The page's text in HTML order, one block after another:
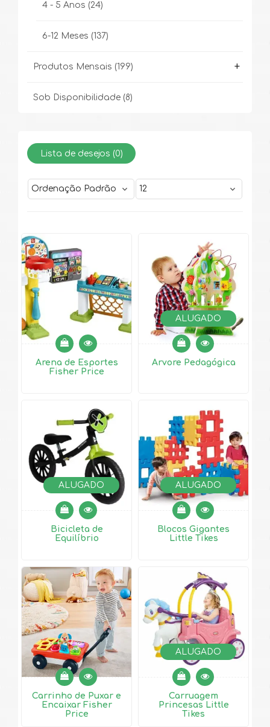
4 - 5 Anos (24)
6-12 Meses (137)
Produtos Mensais +
(199)
Sob Disponibilidade (8)
Lista de desejos (0)
Arena de Esportes
Fisher Price
ALUGADO
Árvore Pedagógica
ALUGADO
Bicicleta de
Equilíbrio
ALUGADO
Blocos Gigantes
Little Tikes
Carrinho de Puxar e
Encaixar Fisher
Price
ALUGADO
Carruagem
Princesas Little
Tikes